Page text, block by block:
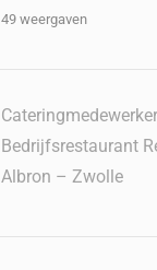
49 weergaven
Cateringmedewerker
Bedrijfsrestaurant
Albron – Zwolle